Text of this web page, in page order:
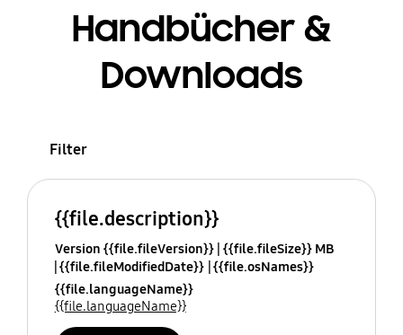
Handbücher &
Downloads
Filter
{{file.description}}
Version {{file.fileVersion}} {{file.fileSize}} MB
{{file.fileModifiedDate}} {{file.osNames}}
{{file.languageName}}
{{file.languageName}}